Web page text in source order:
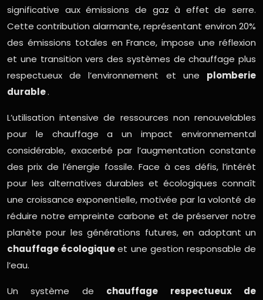
significative aux émissions de gaz à effet de serre.
Cette contribution alarmante, représentant environ 20%
des émissions totales en France, impose une réflexion
et une transition vers des systèmes de chauffage plus
respectueux de l’environnement et une plomberie
durable.
L’utilisation intensive de ressources non renouvelables
pour le chauffage a un impact environnemental
considérable, exacerbé par l’augmentation constante
des prix de l’énergie fossile. Face à ces défis, l’intérêt
pour les alternatives durables et écologiques connaît
une croissance exponentielle, motivée par la volonté de
réduire notre empreinte carbone et de préserver notre
planète pour les générations futures, en adoptant un
chauffage écologiqueet une gestion responsable de
l’eau.
Un système de chauffage respectueux de